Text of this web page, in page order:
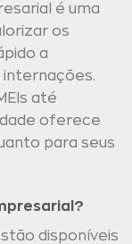
é uma
os
a
até
oferece
para seus
disponíveis